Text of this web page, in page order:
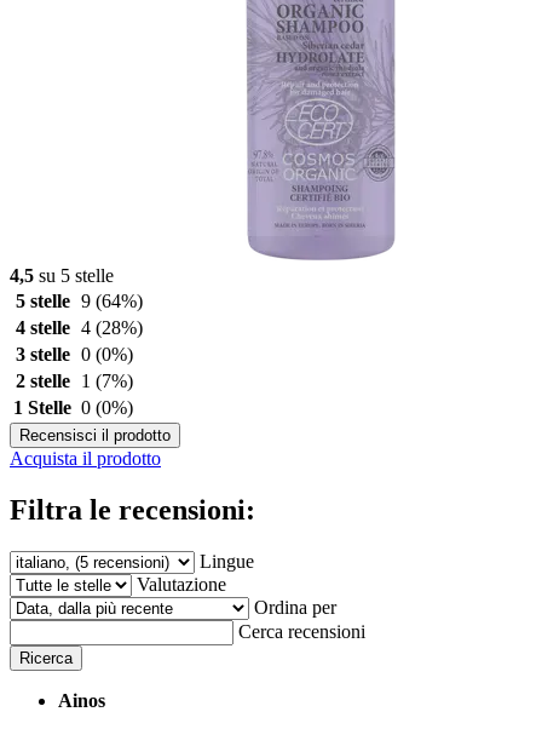
4,5 su 5 stelle
5 stelle 9 (64%)
4 stelle 4 (28%)
3 stelle 0 (0%)
2 stelle
1 (7%)
1 Stelle 0 (0%)
Recensisci il prodotto
Acquista il prodotto
Filtra le recensioni:
Lingue
Valutazione
Ordina per
Cerca recensioni
Ricerca
Ainos